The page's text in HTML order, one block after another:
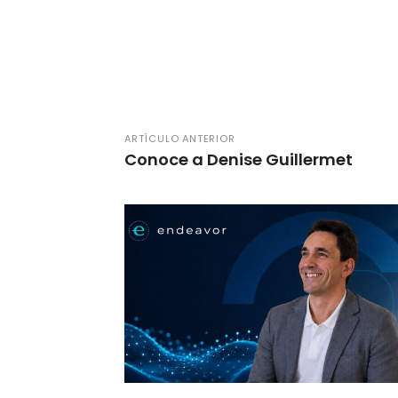
ARTÍCULO ANTERIOR
Conoce a Denise Guillermet